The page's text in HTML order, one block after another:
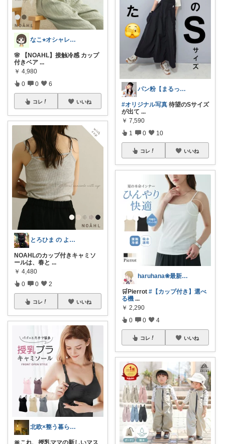
なこ⭐︎オシャレとインテリア🪴🌱
🌸 【NOAHL】接触冷感 カップ
付きベア ...
￥ 4,980
0 0 6
コレ いいね
とろひま の よろず屋～お得な商品たち～
NOAHLのカップ付きキャミソ
ールは、春と ...
￥ 4,480
0 0 2
コレ いいね
北欧×整う暮らし｜ハル
パン粉【まるっこ低身長骨スト】🍞
#オリジナル写真 待望のSサイズ
が出て ...
￥ 7,590
1 0 10
コレ いいね
haruhana❀最新ファッション更新中
🛒Pierrot #【カップ付き】選べ
る機 ...
￥ 2,290
0 0 4
コレ いいね